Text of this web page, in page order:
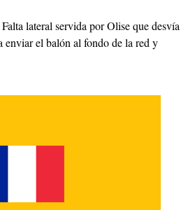
lateral servida por Olise que desvía
el balón al fondo de la red y